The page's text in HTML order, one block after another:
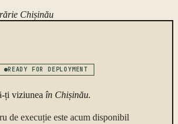
Chișinău
READY FOR DEPLOYMENT
ți viziunea în Chișinău.
de execuție este acum disponibil